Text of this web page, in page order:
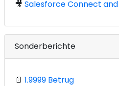
🎥 Salesforce Connect
Sonderberichte
📄 1.9999 Betrug